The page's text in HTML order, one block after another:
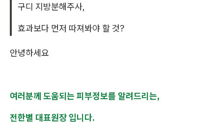
구디 지방분해주사,
효과보다 먼저 따져봐야 할 것?
안녕하세요
여러분께 도움되는 피부정보를 알려드리는,
전한별 대표원장 입니다.